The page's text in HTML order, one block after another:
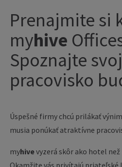
Prenajmite si
myhive
Spoznajte
pracovisko
Úspešné firmy chcú prilákať
musia ponúkať atraktívne
myhivevyzerá skôr ako hotel